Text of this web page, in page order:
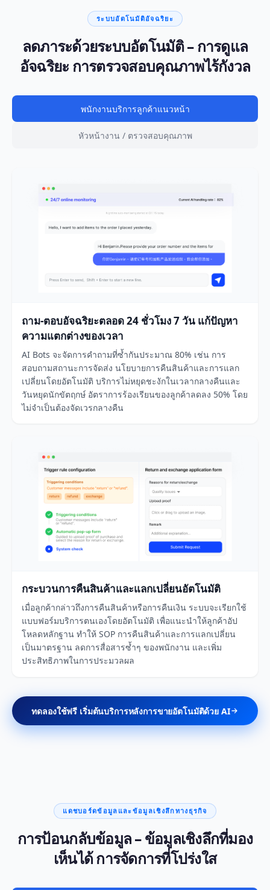
ระบบอัตโนมัติอัจฉริยะ
ลดภาระด้วยระบบอัตโนมัติ – การดูแล
อัจฉริยะ การตรวจสอบคุณภาพไร้กังวล
พนักงานบริการลูกค้าแนวหน้า
หัวหน้างาน / ตรวจสอบคุณภาพ
ถาม-ตอบอัจฉริยะตลอด 24 ชั่วโมง 7 วัน แก้ปัญหา
ความแตกต่างของเวลา
AI Bots จะจัดการคำถามที่ซ้ำกันประมาณ 80% เช่น การ
สอบถามสถานะการจัดส่ง นโยบายการคืนสินค้าและการแลก
เปลี่ยนโดยอัตโนมัติ บริการไม่หยุดชะงักในเวลากลางคืนและ
วันหยุดนักขัตฤกษ์ อัตราการร้องเรียนของลูกค้าลดลง 50% โดย
ไม่จำเป็นต้องจัดเวรกลางคืน
กระบวนการคืนสินค้าและแลกเปลี่ยนอัตโนมัติ
เมื่อลูกค้ากล่าวถึงการคืนสินค้าหรือการคืนเงิน ระบบจะเรียกใช้
แบบฟอร์มบริการตนเองโดยอัตโนมัติ เพื่อแนะนำให้ลูกค้าอัป
โหลดหลักฐาน ทำให้ SOP การคืนสินค้าและการแลกเปลี่ยน
เป็นมาตรฐาน ลดการสื่อสารซ้ำๆ ของพนักงาน และเพิ่ม
ประสิทธิภาพในการประมวลผล
ทดลองใช้ฟรี เริ่มต้นบริการหลังการขายอัตโนมัติด้วย AI
แดชบอร์ดข้อมูลและข้อมูลเชิงลึกทางธุรกิจ
การป้อนกลับข้อมูล – ข้อมูลเชิงลึกที่มอง
เห็นได้ การจัดการที่โปร่งใส